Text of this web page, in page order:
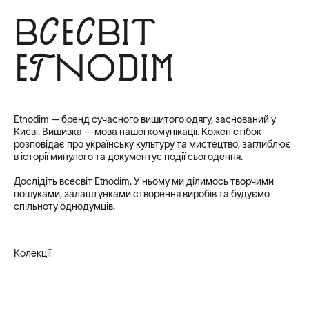
Всесвіт
Etnodim
Etnodim — бренд сучасного вишитого одягу, заснований у
Києві. Вишивка — мова нашої комунікації. Кожен стібок
розповідає про українську культуру та мистецтво, заглиблює
в історії минулого та документує події сьогодення.
Дослідіть всесвіт Etnodim. У ньому ми ділимось творчими
пошуками, залаштунками створення виробів та будуємо
спільноту однодумців.
Колекції